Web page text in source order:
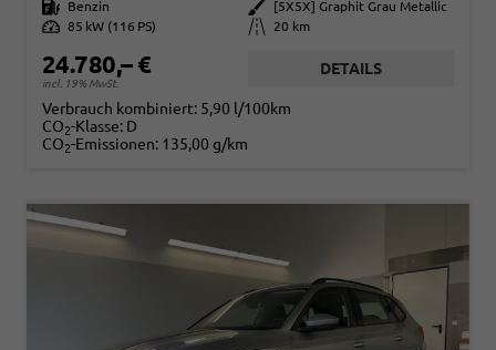
Kraftstoff Benzin Außenfarbe
[5X5X] Graphit Grau Metallic
Leistung 85 kW (116 PS) Kilometerstand 20 km
24.780,– €
incl. 19% MwSt.
DETAILS
Verbrauch kombiniert: 5,90 l/100km
CO2-Klasse: D
CO2-Emissionen: 135,00 g/km